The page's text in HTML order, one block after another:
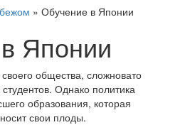
» Обучение в Японии
Японии
общества, сложновато
Однако политика
образования, которая
свои плоды.